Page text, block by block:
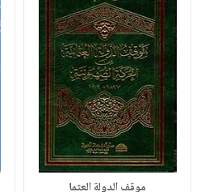
موقف الدولة العثما